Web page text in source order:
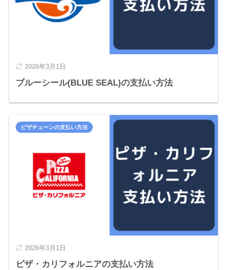
2026年3月1日
ブルーシール(BLUE SEAL)の支払い方法
2026年3月1日
ピザ・カリフォルニアの支払い方法
ピザチェーンの支払い方法